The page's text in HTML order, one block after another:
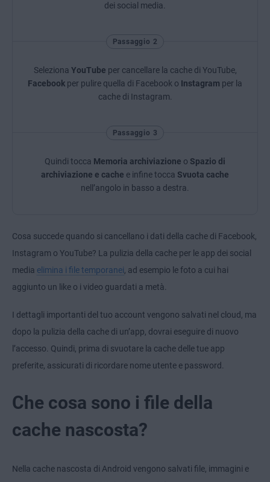
dei social media.
Passaggio 2
Seleziona YouTube per cancellare la cache di YouTube,
Facebook per pulire quella di Facebook o Instagram per la
cache di Instagram.
Passaggio 3
Quindi tocca Memoria archiviazione o Spazio di
archiviazione e cache e infine tocca Svuota cache
nell’angolo in basso a destra.
Cosa succede quando si cancellano i dati della cache di Facebook,
Instagram o YouTube? La pulizia della cache per le app dei social
media elimina i file temporanei , ad esempio le foto a cui hai
aggiunto un like o i video guardati a metà.
I dettagli importanti del tuo account vengono salvati nel cloud, ma
dopo la pulizia della cache di un’app, dovrai eseguire di nuovo
l’accesso. Quindi, prima di svuotare la cache delle tue app
preferite, assicurati di ricordare nome utente e password.
Che cosa sono i file della
cache nascosta?
Nella cache nascosta di Android vengono salvati file, immagini e